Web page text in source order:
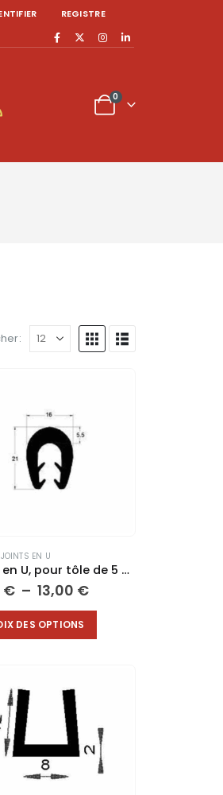
REGISTRE
0
JOINTS EN U
Joint en U, pour tôle de 5 à 8mm #1008
€ – 13,00 €Plage
DES OPTIONS